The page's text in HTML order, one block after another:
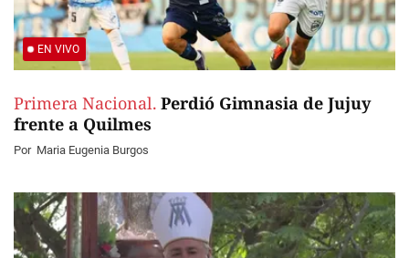
EN VIVO
Primera Nacional. Perdió Gimnasia de Jujuy
frente a Quilmes
Por Maria Eugenia Burgos